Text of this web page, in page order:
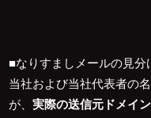
■なりすましメールの見分
当社および当社代表者の
が、実際の送信元ドメイ